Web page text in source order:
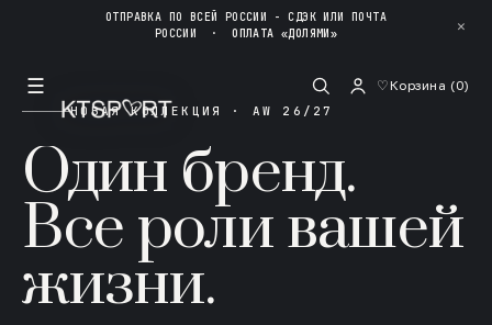
ОТПРАВКА ПО ВСЕЙ РОССИИ - СДЭК ИЛИ ПОЧТА
РОССИИ ·ОПЛАТА «ДОЛЯМИ» ✕
☰ ♡Корзина (0)
НОВАЯ КОЛЛЕКЦИЯ · AW 26/27
Один бренд.
Все роли вашей
жизни.